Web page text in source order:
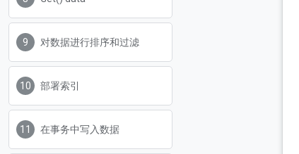
对数据进行排序和过滤
部署索引
在事务中写入数据